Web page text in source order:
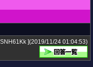
](2019/11/24 01:04:53)